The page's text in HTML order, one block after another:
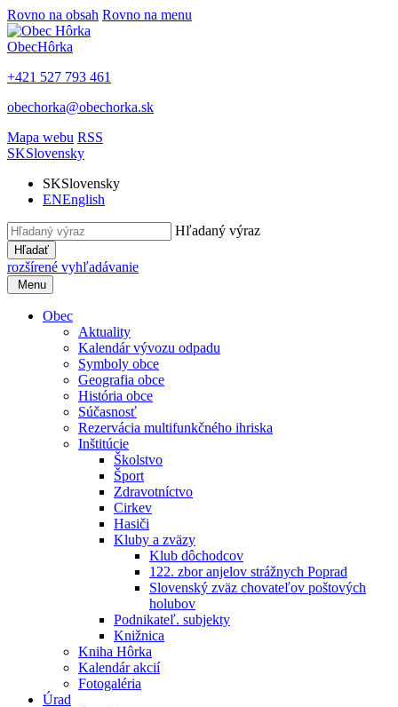
Rovno na obsah Rovno na menu
ObecHôrka
+421 527 793 461
obechorka@obechorka.sk
Mapa webu RSS
SKSlovensky
SKSlovensky
ENEnglish
Hľadaný výraz
Hľadať
rozšírené vyhľadávanie
Menu
Obec
Aktuality
Kalendár vývozu odpadu
Symboly obce
Geografia obce
História obce
Súčasnosť
Rezervácia multifunkčného ihriska
Inštitúcie
Školstvo
Šport
Zdravotníctvo
Cirkev
Hasiči
Kluby a zväzy
Klub dôchodcov
122. zbor anjelov strážnych Poprad
Slovenský zväz chovateľov poštových
holubov
Podnikateľ. subjekty
Knižnica
Kniha Hôrka
Kalendár akcií
Fotogaléria
Úrad